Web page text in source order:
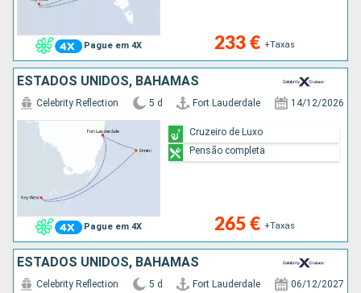
Pague em 4X 233 € +Taxas
ESTADOS UNIDOS, BAHAMAS
Pague em 4X
Celebrity Reflection 5 d Fort Lauderdale 14/12/2026
265 € +Taxas
Cruzeiro de Luxo
Pensão completa
ESTADOS UNIDOS, BAHAMAS
Celebrity Reflection 5 d Fort Lauderdale 06/12/2027